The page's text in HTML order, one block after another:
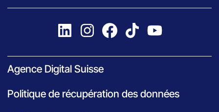
Agence Digital Suisse
Politique de récupération des données